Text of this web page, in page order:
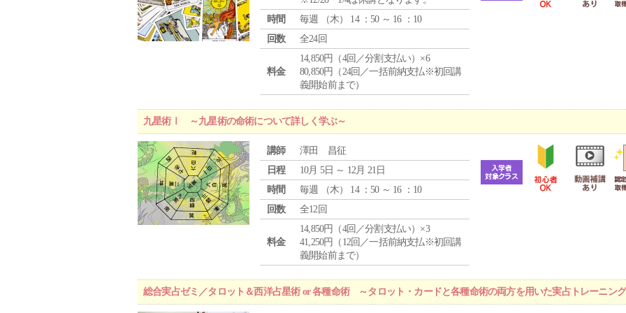
時間
毎週 （木） 14 ：50 ～ 16 ：10
回数
全24回
料金
14,850円（4回／分割支払い）×6
80,850円（24回／一括前納支払※初回講
義開始前まで）
九星術Ⅰ ～九星術の命術について詳しく学ぶ～
講師
澤田 昌征
日程
10月 5日 ～ 12月 21日
時間
毎週 （木） 14 ：50 ～ 16 ：10
回数
全12回
料金
14,850円（4回／分割支払い）×3
41,250円（12回／一括前納支払※初回講
義開始前まで）
総合実占ゼミ／タロット＆西洋占星術 or 各種命術 ～タロット・カードと各種命術の両方を用いた実占トレーニン